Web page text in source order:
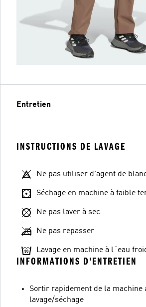
Entretien
INSTRUCTIONS DE LAVAGE
Ne pas utiliser d'agent de
Séchage en machine à faible
Ne pas laver à sec
Ne pas repasser
Lavage en machine à l´eau
INFORMATIONS D'ENTRETIEN
Sortir rapidement de la machine
lavage/séchage